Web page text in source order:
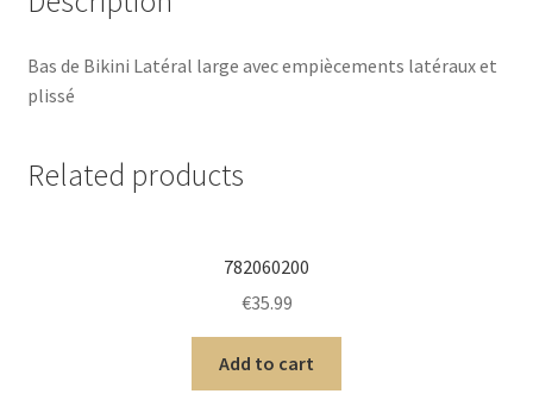
Bas de Bikini Latéral large avec empiècements latéraux et
plissé
Related products
782060200
€35.99
Add to cart